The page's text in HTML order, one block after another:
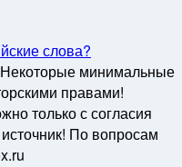
слова?
минимальные
правами!
только с согласия
По вопросам